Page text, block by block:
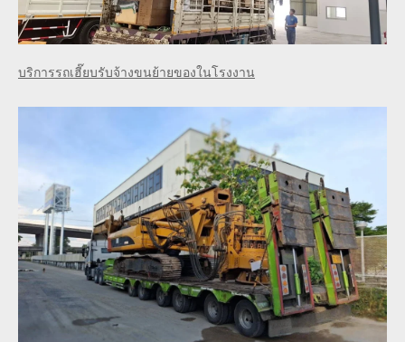
บริการรถเฮี๊ยบรับจ้างขนย้ายของในโรงงาน